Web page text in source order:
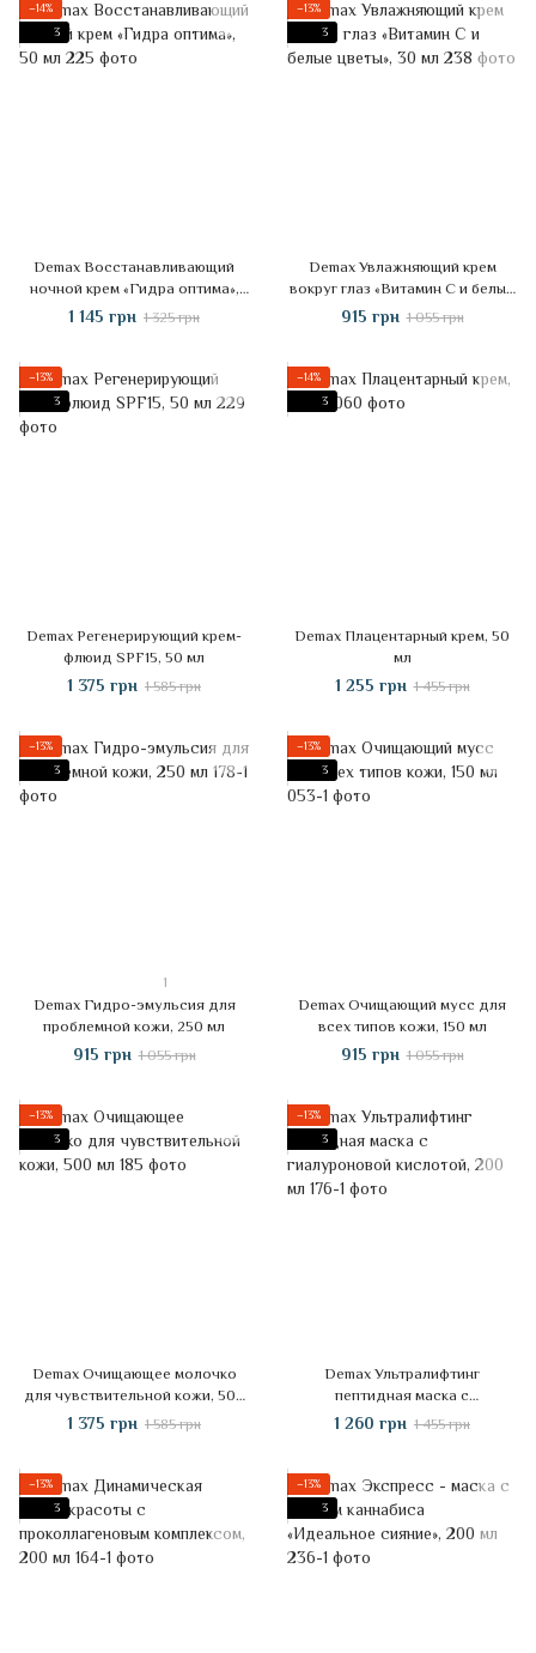
−14%
3
Demax Восстанавливающий
ночной крем «Гидра оптима»,
50 мл
1 145 грн 1 325 грн
−13%
3
Demax Увлажняющий крем
вокруг глаз «Витамин С и белые
цветы», 30 мл
915 грн 1 055 грн
−13%
3
Demax Регенерирующий крем-
флюид SPF15, 50 мл
1 375 грн 1 585 грн
−14%
3
Demax Плацентарный крем, 50
мл
1 255 грн 1 455 грн
−13%
3
1
Demax Гидро-эмульсия для
проблемной кожи, 250 мл
915 грн 1 055 грн
−13%
3
Demax Очищающий мусс для
всех типов кожи, 150 мл
915 грн 1 055 грн
−13%
3
Demax Очищающее молочко
для чувствительной кожи, 500
мл
1 375 грн 1 585 грн
−13%
3
Demax Ультралифтинг
пептидная маска с
гиалуроновой кислотой, 200 мл
1 260 грн 1 455 грн
−13%
3
−13%
3